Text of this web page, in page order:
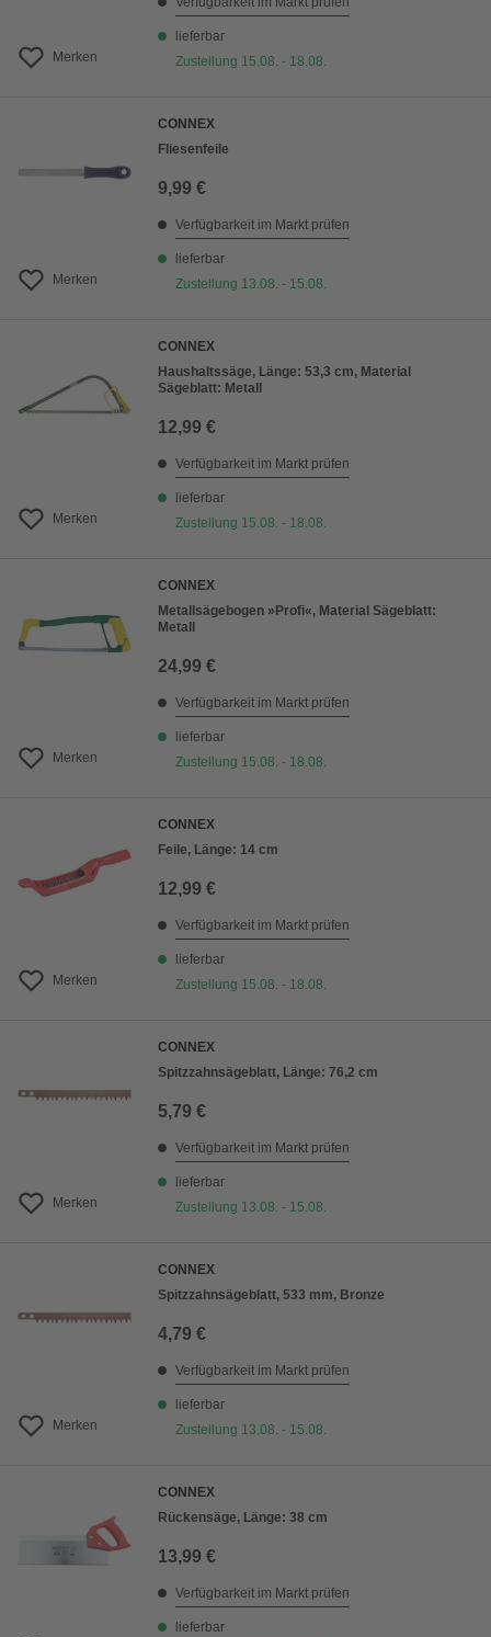
Merken
lieferbar
Zustellung 15.08. - 18.08.
Merken
CONNEX
Fliesenfeile
9,99 €
Verfügbarkeit im Markt prüfen
lieferbar
Zustellung 13.08. - 15.08.
Merken
CONNEX
Haushaltssäge, Länge: 53,3 cm, Material
Sägeblatt: Metall
12,99 €
Verfügbarkeit im Markt prüfen
lieferbar
Zustellung 15.08. - 18.08.
Merken
CONNEX
Metallsägebogen »Profi«, Material Sägeblatt:
Metall
24,99 €
Verfügbarkeit im Markt prüfen
lieferbar
Zustellung 15.08. - 18.08.
Merken
CONNEX
Feile, Länge: 14 cm
12,99 €
Verfügbarkeit im Markt prüfen
lieferbar
Zustellung 15.08. - 18.08.
Merken
CONNEX
Spitzzahnsägeblatt, Länge: 76,2 cm
5,79 €
Verfügbarkeit im Markt prüfen
lieferbar
Zustellung 13.08. - 15.08.
Merken
CONNEX
Spitzzahnsägeblatt, 533 mm, Bronze
4,79 €
Verfügbarkeit im Markt prüfen
lieferbar
Zustellung 13.08. - 15.08.
CONNEX
Rückensäge, Länge: 38 cm
13,99 €
Verfügbarkeit im Markt prüfen
lieferbar